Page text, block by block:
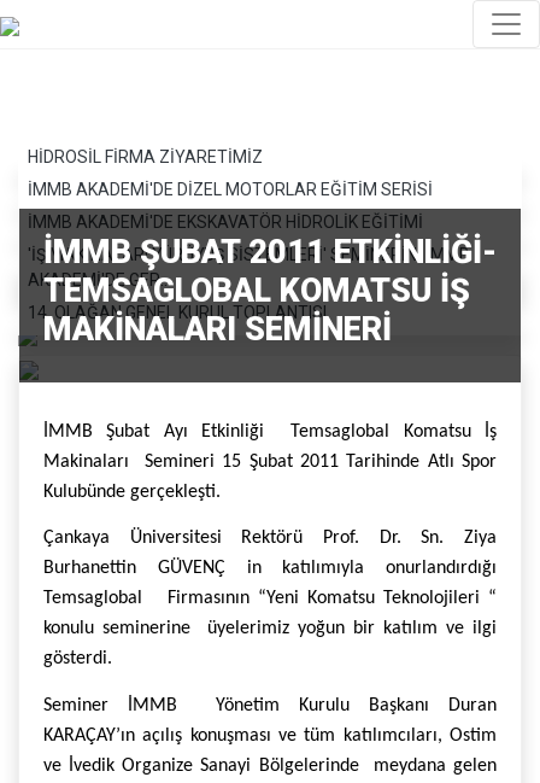
HİDROSİL FİRMA ZİYARETİMİZ
İMMB AKADEMİ'DE DİZEL MOTORLAR EĞİTİM SERİSİ
İMMB AKADEMİ'DE EKSKAVATÖR HİDROLİK EĞİTİMİ
'İŞ MAKİNALARI YÜRÜYÜŞ SİSTEMLERİ' SEMİNERİNİ İMMB
AKADEMİ'DE GER..
14. OLAĞAN GENEL KURUL TOPLANTISI
İMMB ŞUBAT 2011 ETKİNLİĞİ-
TEMSAGLOBAL KOMATSU İŞ
MAKİNALARI SEMİNERİ
İMMB Şubat Ayı Etkinliği Temsaglobal Komatsu İş
Makinaları Semineri 15 Şubat 2011 Tarihinde Atlı Spor
Kulubünde gerçekleşti.
Çankaya Üniversitesi Rektörü Prof. Dr. Sn. Ziya
Burhanettin GÜVENÇ in katılımıyla onurlandırdığı
Temsaglobal Firmasının “Yeni Komatsu Teknolojileri “
konulu seminerine üyelerimiz yoğun bir katılım ve ilgi
gösterdi.
Seminer İMMB Yönetim Kurulu Başkanı Duran
KARAÇAY’ın açılış konuşması ve tüm katılımcıları, Ostim
ve İvedik Organize Sanayi Bölgelerinde meydana gelen